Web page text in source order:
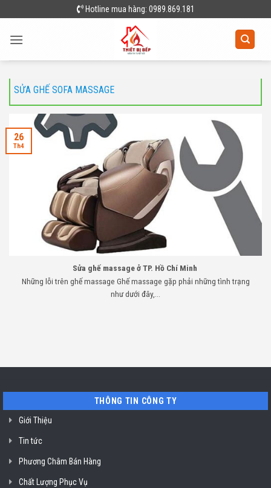
to
content
Hotline mua hàng: 0989.869.181
SỬA GHẾ SOFA MASSAGE
Sửa ghế massage ở TP. Hồ Chí Minh
Những lỗi trên ghế massage Ghế massage gặp phải những tình trạng
như dưới đây,...
26
Th4
THÔNG TIN CÔNG TY
Giới Thiệu
Tin tức
Phương Châm Bán Hàng
Chất Lượng Phục Vụ